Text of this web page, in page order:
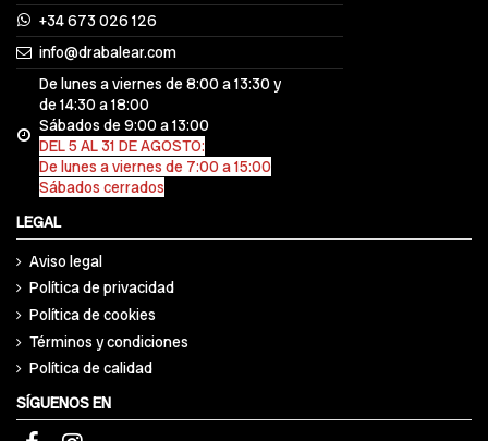
+34 673 026 126
info@drabalear.com
De lunes a viernes de 8:00 a 13:30 y
de 14:30 a 18:00
Sábados de 9:00 a 13:00
DEL 5 AL 31 DE AGOSTO:
De lunes a viernes de 7:00 a 15:00
Sábados cerrados
LEGAL
Aviso legal
Política de privacidad
Política de cookies
Términos y condiciones
Política de calidad
SÍGUENOS EN